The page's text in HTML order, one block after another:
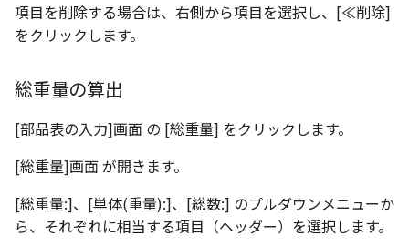
項目を削除する場合は、右側から項目を選択し、[≪削除]
をクリックします。
総重量の算出
[部品表の入力]画面 の [総重量] をクリックします。
[総重量]画面 が開きます。
[総重量:]、[単体(重量):]、[総数:] のプルダウンメニューか
ら、それぞれに相当する項目（ヘッダー）を選択します。